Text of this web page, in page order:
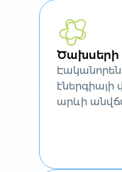
Ծախսերի
էներգիայի
արևի